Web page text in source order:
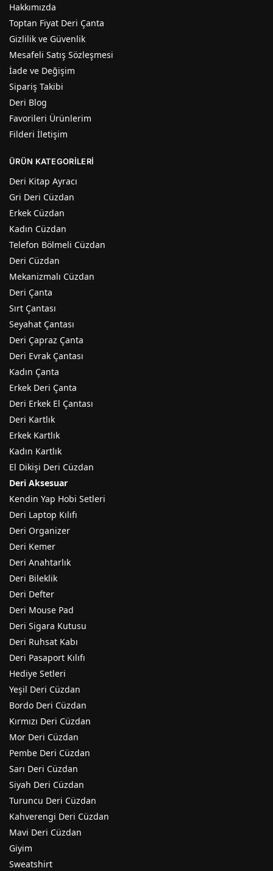
Hakkımızda
Toptan Fiyat Deri Çanta
Gizlilik ve Güvenlik
Mesafeli Satış Sözleşmesi
İade ve Değişim
Sipariş Takibi
Deri Blog
Favorileri Ürünlerim
Filderi İletişim
ÜRÜN KATEGORILERI
Deri Kitap Ayracı
Gri Deri Cüzdan
Erkek Cüzdan
Kadın Cüzdan
Telefon Bölmeli Cüzdan
Deri Cüzdan
Mekanizmalı Cüzdan
Deri Çanta
Sırt Çantası
Seyahat Çantası
Deri Çapraz Çanta
Deri Evrak Çantası
Kadın Çanta
Erkek Deri Çanta
Deri Erkek El Çantası
Deri Kartlık
Erkek Kartlık
Kadın Kartlık
El Dikişi Deri Cüzdan
Deri Aksesuar
Kendin Yap Hobi Setleri
Deri Laptop Kılıfı
Deri Organizer
Deri Kemer
Deri Anahtarlık
Deri Bileklik
Deri Defter
Deri Mouse Pad
Deri Sigara Kutusu
Deri Ruhsat Kabı
Deri Pasaport Kılıfı
Hediye Setleri
Yeşil Deri Cüzdan
Bordo Deri Cüzdan
Kırmızı Deri Cüzdan
Mor Deri Cüzdan
Pembe Deri Cüzdan
Sarı Deri Cüzdan
Siyah Deri Cüzdan
Turuncu Deri Cüzdan
Kahverengi Deri Cüzdan
Mavi Deri Cüzdan
Giyim
Sweatshirt